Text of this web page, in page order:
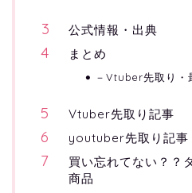
公式情報・出典
まとめ
－Vtuber先取り・
Vtuber先取り記事
youtuber先取り記事
買い忘れてない？？
商品